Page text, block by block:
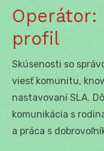
Operátor:
profil
Skúsenosti so
viesť komunitu,
nastavovaní SLA.
komunikácia s
a práca s